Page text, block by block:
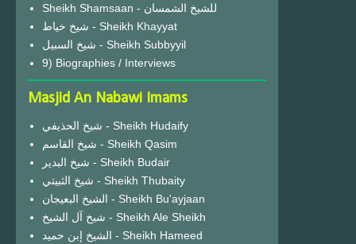
Sheikh Shamsaan - للشيخ الشمسان
شيخ خياط - Sheikh Khayyat
شيخ السبيل - Sheikh Subbyyil
9) Biographies / Interviews
Masjid An Nabawi Imams
شيخ الحذيفي - Sheikh Hudaify
شيخ القاسم - Sheikh Qasim
شيخ البدير - Sheikh Budair
شيخ الثبيتي - Sheikh Thubaity
الشيخ البعيجان - Sheikh Bu'ayjaan
شيخ آل الشيخ - Sheikh Ale Sheikh
الشيخ إبن حميد - Sheikh Hameed